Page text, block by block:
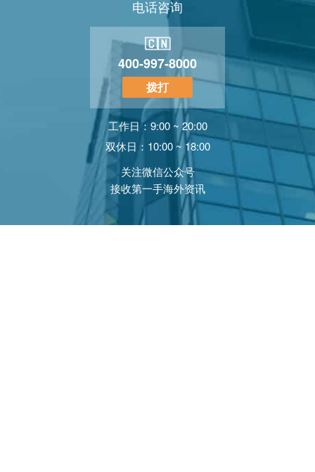
电话咨询
🇨🇳
400-997-8000
拨打
工作日：9:00 ~ 20:00
双休日：10:00 ~ 18:00
关注微信公众号
接收第一手海外资讯